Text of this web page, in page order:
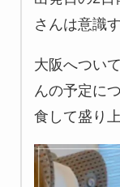
さんは意識
大阪へつい
んの予定に
食して盛り